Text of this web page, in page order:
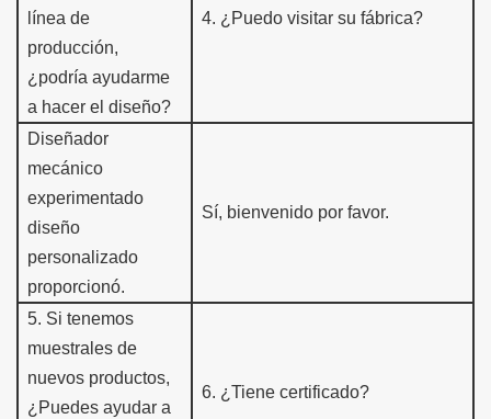
línea de
producción,
¿podría ayudarme
a hacer el diseño?
4. ¿Puedo visitar su fábrica?
Diseñador
mecánico
experimentado
diseño
personalizado
proporcionó.
Sí, bienvenido por favor.
5. Si tenemos
muestra les de
nuevos productos,
¿Puedes ayudar a
6. ¿Tiene certificado?